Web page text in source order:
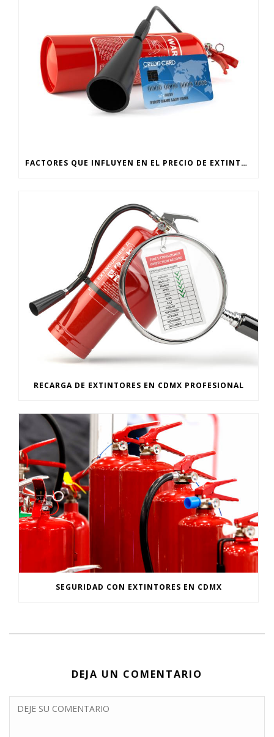
FACTORES QUE INFLUYEN EN EL PRECIO DE EXTINTORES EN CDMX
RECARGA DE EXTINTORES EN CDMX PROFESIONAL
SEGURIDAD CON EXTINTORES EN CDMX
DEJA UN COMENTARIO